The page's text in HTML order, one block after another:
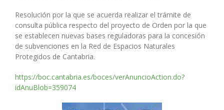
Resolución por la que se acuerda realizar el trámite de
consulta pública respecto del proyecto de Orden por la que
se establecen nuevas bases reguladoras para la concesión
de subvenciones en la Red de Espacios Naturales
Protegidos de Cantabria.
https://boc.cantabria.es/boces/verAnuncioAction.do?
idAnuBlob=359074